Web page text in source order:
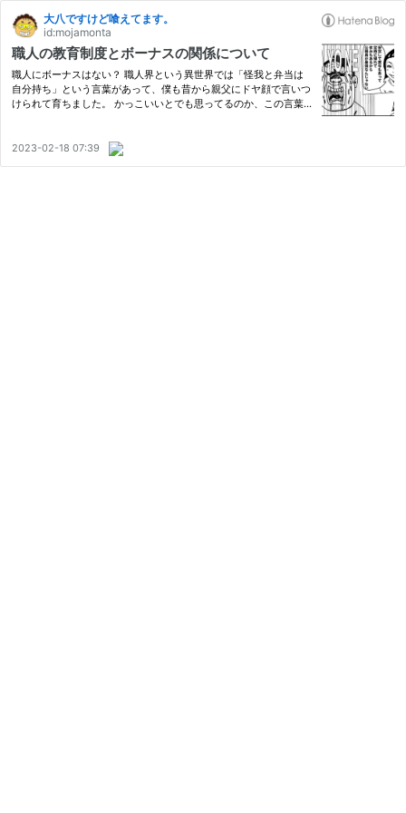
大八ですけど喰えてます。
id:mojamonta
職人の教育制度とボーナスの関係について
職人にボーナスはない？ 職人界という異世界では「怪我と弁当は
自分持ち」という言葉があって、僕も昔から親父にドヤ顔で言いつ
けられて育ちました。 かっこいいとでも思ってるのか、この言葉
言…
2023-02-18 07:39